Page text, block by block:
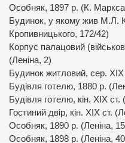
Особняк, 1897 р. (К.
Будинок, у якому жив М.Л.
Кропивницького, 172/42)
Корпус палацовий
(Леніна, 2)
Будинок житловий, сер. ХІХ
Будівля готелю, 1880 р.
Будівля готелю, кін. ХІХ ст.
Гостиний двір, кін. ХІХ ст.
Особняк, 1890 р. (Леніна,
Особняк, 1898 р. (Леніна,